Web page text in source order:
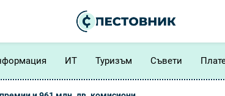
ИТ Туризъм Съвети